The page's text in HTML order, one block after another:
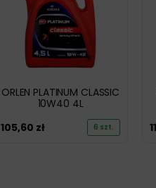
ORLEN PLATINUM CLASSIC
10W40 4L
105,60 zł 6 szt.